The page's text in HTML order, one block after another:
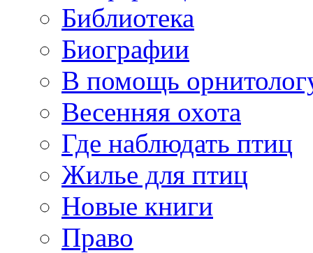
Библиотека
Биографии
В помощь
Весенняя охота
Где наблюдать птиц
Жилье для птиц
Новые книги
Право